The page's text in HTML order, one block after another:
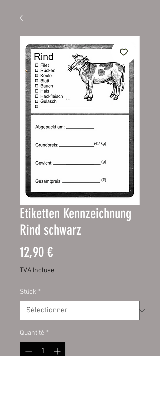
Etiketten Kennzeichnung
Rind schwarz
12,90 €Prix
TVA Incluse
Stück *
Quantité *